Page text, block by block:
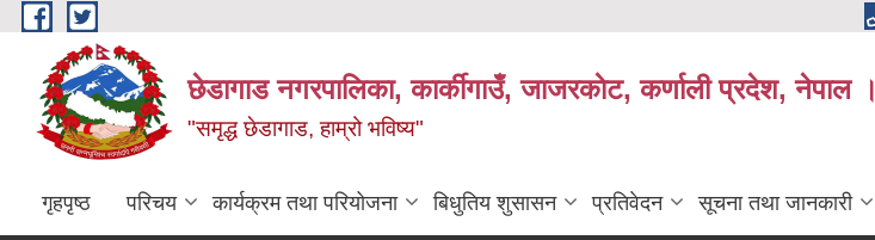
Skip to main content
छेडागाड नगरपालिका, कार्कीगाउँ, जाजरकाेट, कर्णाली प्रदेश, नेपाल ।
"समृद्ध छेडागाड, हाम्रो भविष्य"
गृहपृष्ठ परिचय कार्यक्रम तथा परियोजना बिधुतिय शुसासन प्रतिवेदन सूचना तथा जानकारी